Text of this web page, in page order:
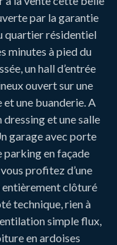
par la garantie
quartier résidentiel
minutes à pied du
un hall d’entrée
ouvert sur une
une buanderie. A
dressing et une salle
garage avec porte
parking en façade
profitez d’une
entièrement clôturé
technique, rien à
simple flux,
en ardoises